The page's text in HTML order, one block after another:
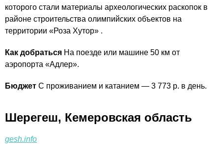
которого стали материалы археологических раскопок в
районе строительства олимпийских объектов на
территории «Роза Хутор» .
Как добраться На поезде или машине 50 км от
аэропорта «Адлер».
Бюджет С проживанием и катанием — 3 773 р. в день.
Шерегеш, Кемеровская область
gesh.info